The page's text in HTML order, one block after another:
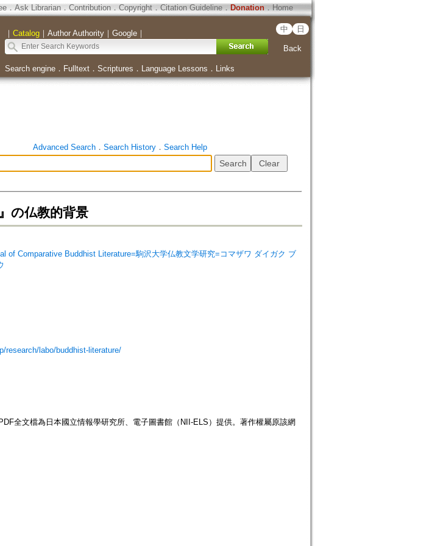
． Ask Librarian． Contribution．Copyright．Citation Guideline． Donation．Home
｜ Catalog｜ Author Authority｜ Google｜ 中 日
Back
Search engine． Fulltext． Scriptures ． Language Lessons ． Links
Advanced Search． Search History． Search Help
の仏教的背景
of Comparative Buddhist Literature=駒沢大学仏教文学研究=コマザワ ダイガク ブ
research/labo/buddhist-literature/
全文檔為日本國立情報學研究所、電子圖書館（NII-ELS）提供。著作權屬原該網